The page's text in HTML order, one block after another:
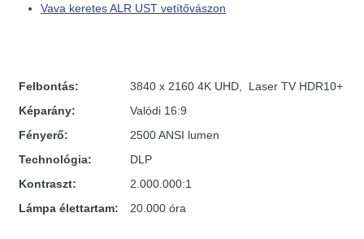
Vava keretes ALR UST vetítővászon
Felbontás:
3840 x 2160 4K UHD, Laser TV HDR10+
Képarány:
Valódi 16:9
Fényerő:
2500 ANSI lumen
Technológia:
DLP
Kontraszt:
2.000.000:1
Lámpa élettartam:
20.000 óra